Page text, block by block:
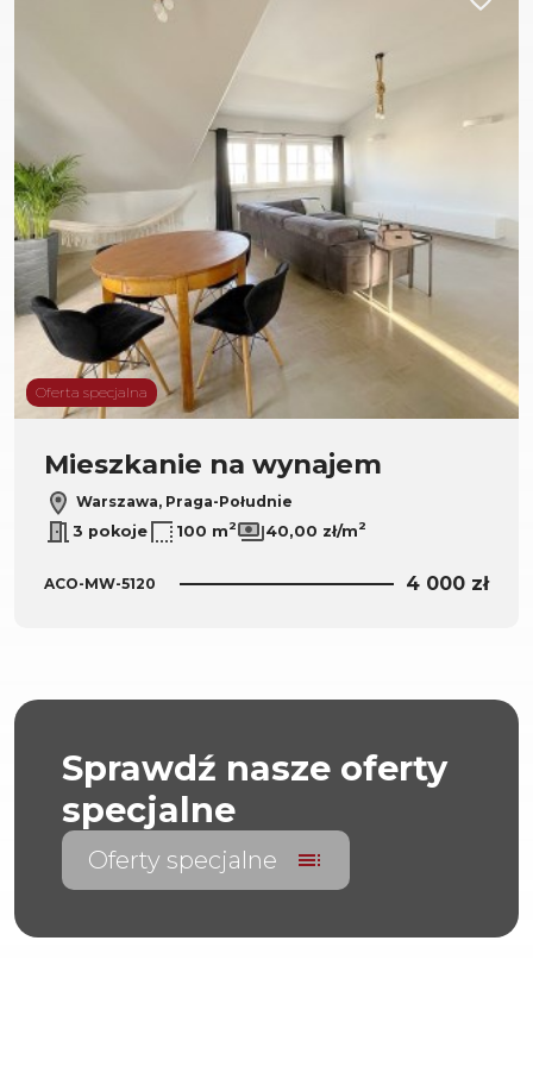
Oferta specjalna
Dodaj
Mieszkanie na wynajem
Warszawa, Praga-Południe
3 pokoje
100 m2 40,00 zł/m2
ACO-MW-5120 4 000 zł
Sprawdź nasze oferty
specjalne
Oferty specjalne toc